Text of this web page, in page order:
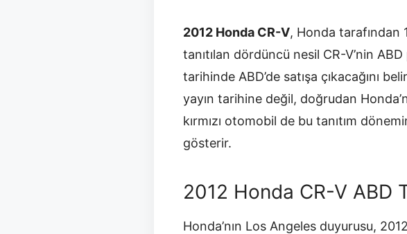
2012 Honda CR-V, Honda tarafından
tanıtılan dördüncü nesil CR-V’nin
tarihinde ABD’de satışa çıkacağını
yayın tarihine değil, doğrudan
kırmızı otomobil de bu tanıtım
gösterir.
2012 Honda CR-V ABD
Honda’nın Los Angeles duyurusu,